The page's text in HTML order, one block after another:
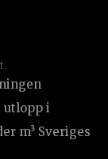
utlopp i
m³ Sveriges